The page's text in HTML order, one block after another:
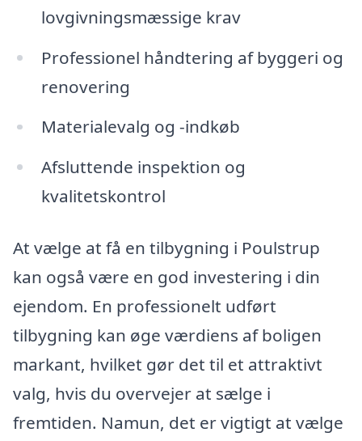
lovgivningsmæssige krav
Professionel håndtering af byggeri og
renovering
Materialevalg og -indkøb
Afsluttende inspektion og
kvalitetskontrol
At vælge at få en tilbygning i Poulstrup
kan også være en god investering i din
ejendom. En professionelt udført
tilbygning kan øge værdiens af boligen
markant, hvilket gør det til et attraktivt
valg, hvis du overvejer at sælge i
fremtiden. Namun, det er vigtigt at vælge